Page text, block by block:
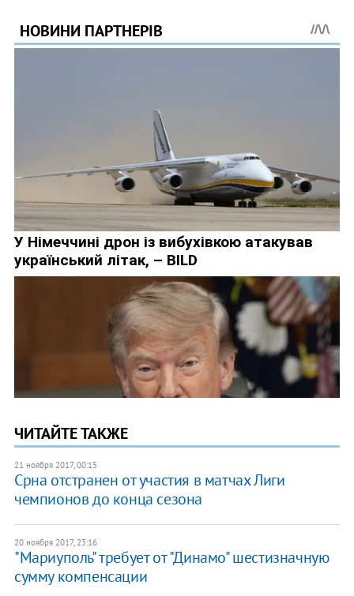
ЧИТАЙТЕ ТАКЖЕ
21 ноября 2017, 00:15
Срна отстранен от участия в матчах Лиги
чемпионов до конца сезона
20 ноября 2017, 23:16
"Мариуполь" требует от "Динамо" шестизначную
сумму компенсации